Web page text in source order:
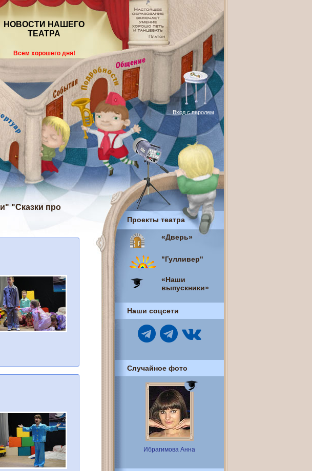
НОВОСТИ НАШЕГО
ТЕАТРА
Всем хорошего дня!
Вход с паролем
"Сказки про
Проекты театра
«Дверь»
"Гулливер"
«Наши
выпускники»
Наши соцсети
Случайное фото
Ибрагимова Анна